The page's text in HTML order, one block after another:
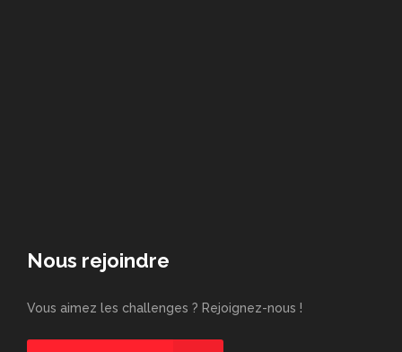
Nous rejoindre
Vous aimez les challenges ? Rejoignez-nous !